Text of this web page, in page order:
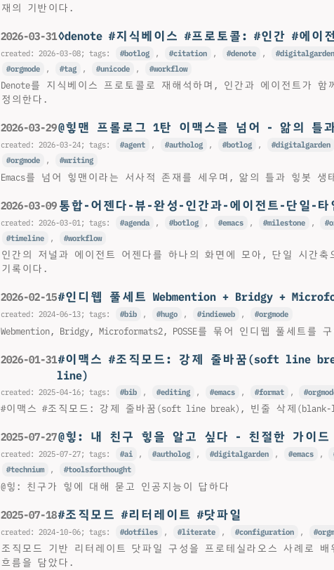
재의 기반이다.
2026-03-31◊denote #지식베이스 #프로토콜: #인간 #에이
created: 2026-03-08; tags: botlog , citation , denote , digitalgarden
orgmode
, tag , unicode , workflow
Denote를 지식베이스 프로토콜로 재해석하며, 인간과 에이전트가
정의한다.
2026-03-29@힣맨 프롤로그 1탄 이맥스를 넘어 - 앎의 틀
created: 2026-03-24; tags: agent , autholog , botlog , digitalgarden
orgmode
, writing
Emacs를 넘어 힣맨이라는 서사적 존재를 세우며, 앎의 틀과 힣봇 생
2026-03-09 통합-어젠다-뷰-완성-인간과-에이전트-단일-타
created: 2026-03-01 ; tags: agenda , botlog , emacs , milestone ,
timeline
, workflow
인간의 저널과 에이전트 어젠다를 하나의 화면에 모아, 단일 시간
기록이다.
2026-02-15#인디웹 풀세트 Webmention + Bridgy +
created: 2024-06-13; tags: bib , hugo , indieweb , orgmode
Webmention, Bridgy, Microformats2, POSSE를 묶어 인디웹 풀세트를
2026-01-31#이맥스 #조직모드: 강제 줄바꿈(soft line
line)
created: 2025-04-16; tags: bib , editing , emacs , format ,
#이맥스 #조직모드: 강제 줄바꿈(soft line break), 빈줄 삭제
2025-07-27@힣: 내 친구 힣을 알고 싶다 - 친절한 가이드
created: 2025-07-27; tags: ai , autholog , digitalgarden , emacs ,
technium
, toolsforthought
@힣: 친구가 힣에 대해 묻고 인공지능이 답하다
2025-07-18#조직모드 #리터레이트 #닷파일
created: 2024-10-06; tags: dotfiles , literate , configuration ,
조직모드 기반 리터레이트 닷파일 구성을 프로테실라오스 사례로
흐름을 담았다.